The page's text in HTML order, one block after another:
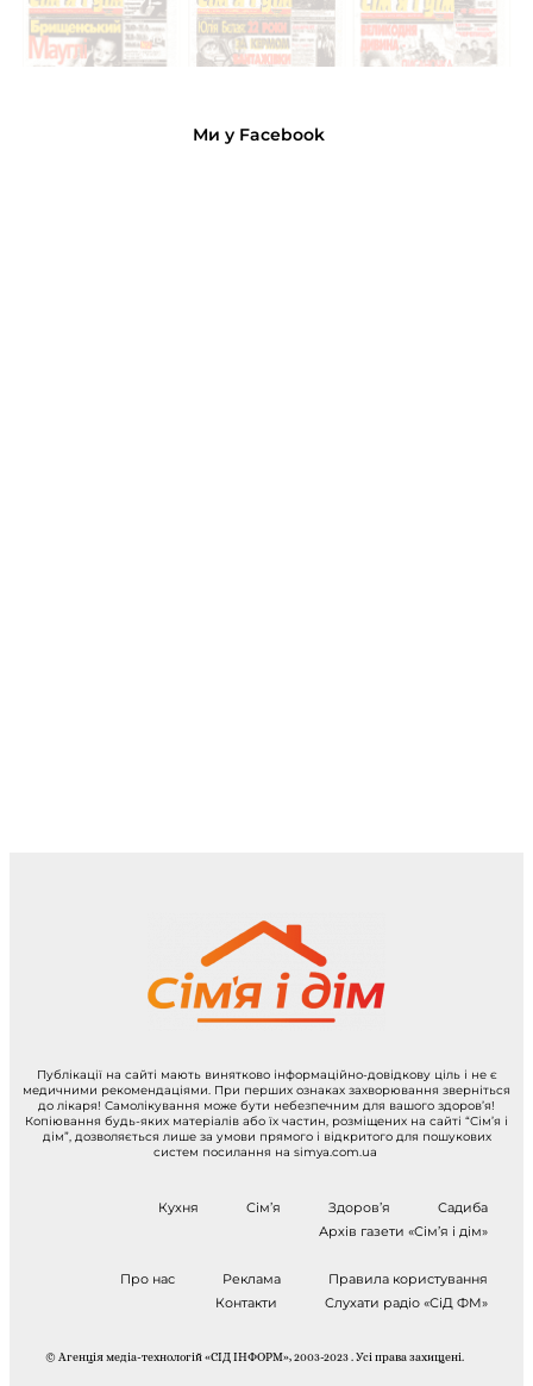
Ми у Facebook
Публікації на сайті мають винятково інформаційно-довідкову ціль і не є
медичними рекомендаціями. При перших ознаках захворювання зверніться
до лікаря! Самолікування може бути небезпечним для вашого здоров’я!
Копіювання будь-яких матеріалів або їх частин, розміщених на сайті “Сім’я і
дім”, дозволяється лише за умови прямого і відкритого для пошукових
систем посилання на simya.com.ua
Кухня Сім’я Здоров’я
Садиба
Архів газети «Сім’я і дім»
Про нас Реклама
Правила користування
Контакти
Слухати радіо «СіД ФМ»
© Агенція медіа-технологій «СІД ІНФОРМ», 2003-2023 . Усі права захищені.